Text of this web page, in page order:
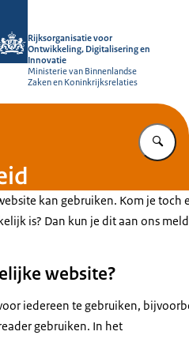
Rijksorganisatie voor
Ontwikkeling, Digitalisering en
Innovatie
Ministerie van Binnenlandse
Zaken en Koninkrijksrelaties
kan gebruiken. Kom je toch
is? Dan kun je dit aan ons
website?
iedereen te gebruiken,
gebruiken. In het